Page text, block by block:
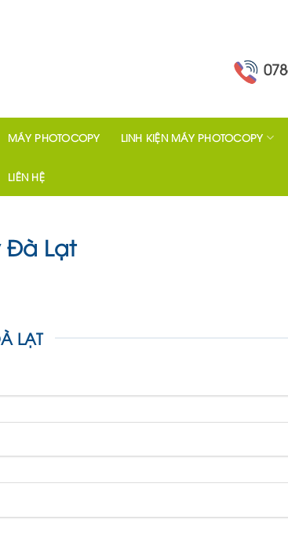
MÁY PHOTOCOPY LINH KIỆN MÁY PHOTOCOPY
LIÊN HỆ
Đà Lạt
LẠT